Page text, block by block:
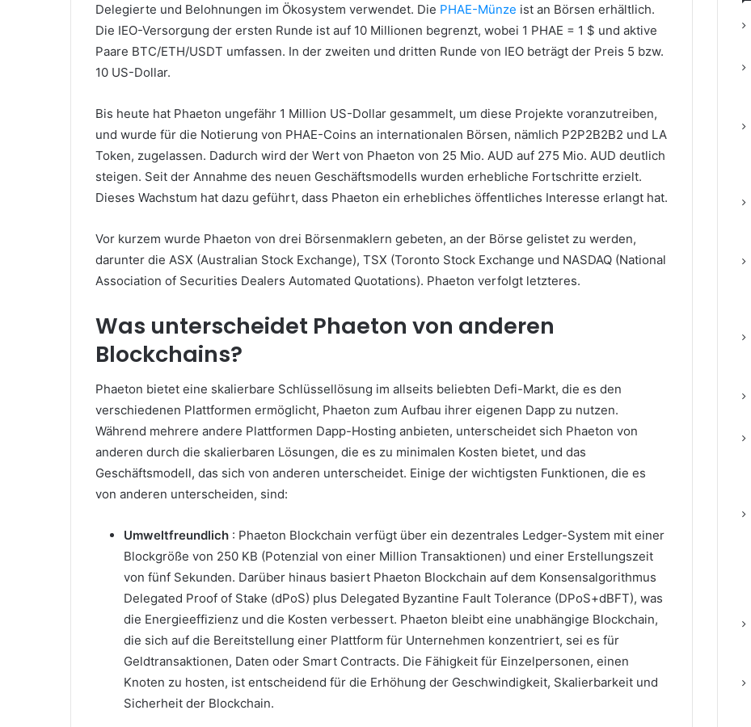
Delegierte und Belohnungen im Ökosystem verwendet. Die PHAE-Münze ist an Börsen erhältlich.
Die IEO-Versorgung der ersten Runde ist auf 10 Millionen begrenzt, wobei 1 PHAE = 1 $ und aktive
Paare BTC/ETH/USDT umfassen. In der zweiten und dritten Runde von IEO beträgt der Preis 5 bzw.
10 US-Dollar.
Bis heute hat Phaeton ungefähr 1 Million US-Dollar gesammelt, um diese Projekte voranzutreiben,
und wurde für die Notierung von PHAE-Coins an internationalen Börsen, nämlich P2P2B2B2 und LA
Token, zugelassen. Dadurch wird der Wert von Phaeton von 25 Mio. AUD auf 275 Mio. AUD deutlich
steigen. Seit der Annahme des neuen Geschäftsmodells wurden erhebliche Fortschritte erzielt.
Dieses Wachstum hat dazu geführt, dass Phaeton ein erhebliches öffentliches Interesse erlangt hat.
Vor kurzem wurde Phaeton von drei Börsenmaklern gebeten, an der Börse gelistet zu werden,
darunter die ASX (Australian Stock Exchange), TSX (Toronto Stock Exchange und NASDAQ (National
Association of Securities Dealers Automated Quotations). Phaeton verfolgt letzteres.
Was unterscheidet Phaeton von anderen
Blockchains?
Phaeton bietet eine skalierbare Schlüssellösung im allseits beliebten Defi-Markt, die es den
verschiedenen Plattformen ermöglicht, Phaeton zum Aufbau ihrer eigenen Dapp zu nutzen.
Während mehrere andere Plattformen Dapp-Hosting anbieten, unterscheidet sich Phaeton von
anderen durch die skalierbaren Lösungen, die es zu minimalen Kosten bietet, und das
Geschäftsmodell, das sich von anderen unterscheidet. Einige der wichtigsten Funktionen, die es
von anderen unterscheiden, sind:
Umweltfreundlich : Phaeton Blockchain verfügt über ein dezentrales Ledger-System mit einer
Blockgröße von 250 KB (Potenzial von einer Million Transaktionen) und einer Erstellungszeit
von fünf Sekunden. Darüber hinaus basiert Phaeton Blockchain auf dem Konsensalgorithmus
Delegated Proof of Stake (dPoS) plus Delegated Byzantine Fault Tolerance (DPoS+dBFT), was
die Energieeffizienz und die Kosten verbessert. Phaeton bleibt eine unabhängige Blockchain,
die sich auf die Bereitstellung einer Plattform für Unternehmen konzentriert, sei es für
Geldtransaktionen, Daten oder Smart Contracts. Die Fähigkeit für Einzelpersonen, einen
Knoten zu hosten, ist entscheidend für die Erhöhung der Geschwindigkeit, Skalierbarkeit und
Sicherheit der Blockchain.